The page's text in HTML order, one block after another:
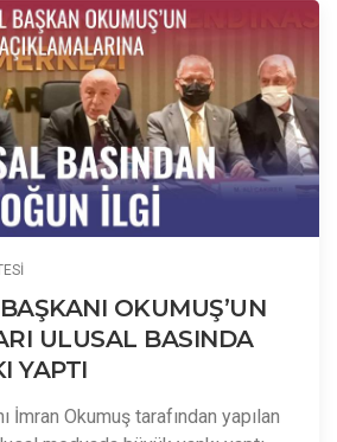
OKUMUŞ’UN
ULUSAL BASINDA
YAPTI
İmran Okumuş tarafından yapılan